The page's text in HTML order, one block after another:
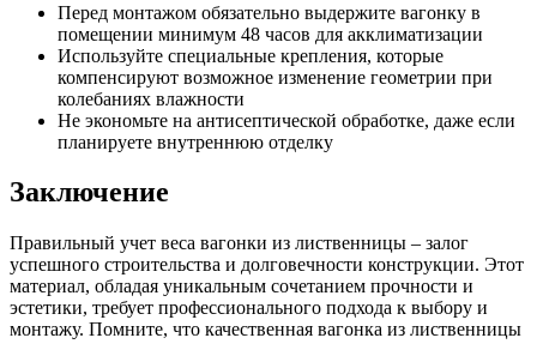
Перед монтажом обязательно выдержите вагонку в
помещении минимум 48 часов для акклиматизации
Используйте специальные крепления, которые
компенсируют возможное изменение геометрии при
колебаниях влажности
Не экономьте на антисептической обработке, даже если
планируете внутреннюю отделку
Заключение
Правильный учет веса вагонки из лиственницы – залог
успешного строительства и долговечности конструкции. Этот
материал, обладая уникальным сочетанием прочности и
эстетики, требует профессионального подхода к выбору и
монтажу. Помните, что качественная вагонка из лиственницы